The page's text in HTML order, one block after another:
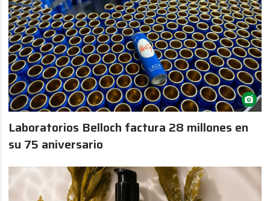
Laboratorios Belloch factura 28 millones en
su 75 aniversario